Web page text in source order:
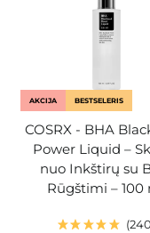
AKCIJA BESTSELERIS
COSRX - BHA
Power Liquid –
nuo Inkštirų su
Rūgštimi – 100
240